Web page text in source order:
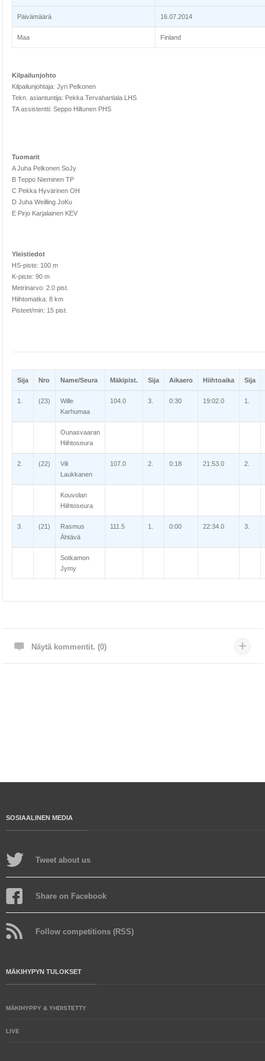
Päivämäärä 16.07.2014
Maa Finland
Kilpailunjohto
Kilpailunjohtaja: Jyri Pelkonen
Tekn. asiantuntija: Pekka Tervahartiala LHS
TA assistentti: Seppo Hiltunen PHS
Tuomarit
A Juha Pelkonen SoJy
B Teppo Nieminen TP
C Pekka Hyvärinen OH
D Juha Weilling JoKu
E Pirjo Karjalainen KEV
Yleistiedot
HS-piste: 100 m
K-piste: 90 m
Metrinarvo: 2.0 pist.
Hiihtomatka: 8 km
Pisteet/min: 15 pist.
Sija Nro Name/Seura Mäkipist. Sija Aikaero Hiihtoaika Sija
1. (23)
Wille
Karhumaa
104.0 3. 0:30 19:02.0 1.
Ounasvaaran
Hiihtoseura
2. (22)
Vili
Laukkanen
107.0 2. 0:18 21:53.0 2.
Kouvolan
Hiihtoseura
3. (21)
Rasmus
Ähtävä
111.5 1. 0:00 22:34.0 3.
Sotkamon
Jymy
Näytä kommentit. (0)
SOSIAALINEN MEDIA
Tweet about us
Share on Facebook
Follow competitions (RSS)
MÄKIHYPYN TULOKSET
MÄKIHYPPY & YHDISTETTY
LIVE